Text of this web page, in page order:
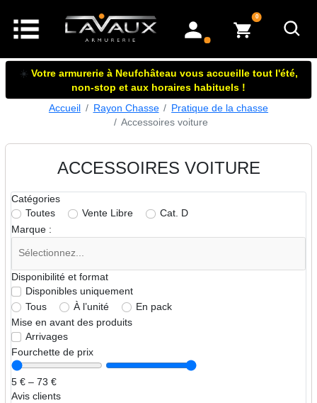
mon compte
0articles dans le panier
☀️ Votre armurerie à Neufchâteau vous accueille tout l'été,
non-stop et aux horaires habituels !
Accueil
Rayon Chasse
Pratique de la chasse
Accessoires voiture
ACCESSOIRES VOITURE
Catégories
Toutes
Vente Libre
Cat. D
Marque :
Disponibilité et format
Disponibles uniquement
Tous
À l’unité
En pack
Mise en avant des produits
Arrivages
Fourchette de prix
5 € – 73 €
Avis clients